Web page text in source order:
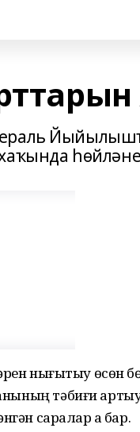
ны­ғытыу өсөн
тәбиғи
саралар ҙа бар.